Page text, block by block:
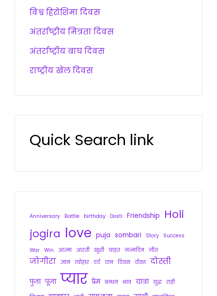
विश्व हिरोशिमा दिवस
अंतर्राष्ट्रीय मित्रता दिवस
अंतर्राष्ट्रीय बाघ दिवस
राष्ट्रीय खेल दिवस
Quick Search link
Anniversary Battle birthday Dosti Friendship
Holi
jogira love puja sombari Story
Success
War Win आत्मा आरती खुशी चाहत जन्मदिन जीत
जोगीरा ज्ञान त्योहार दर्द दान दिवस दोस्त दोस्ती
पुजा पूजा प्यार प्रेम बन्धन भाव यात्रा युद्ध राही